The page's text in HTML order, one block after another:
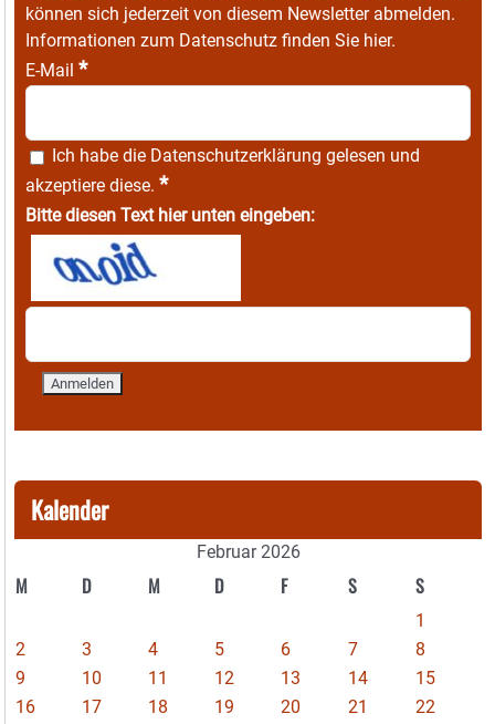
können sich jederzeit von diesem Newsletter abmelden.
Informationen zum Datenschutz finden Sie hier.
E-Mail *
Ich habe die Datenschutzerklärung gelesen und
akzeptiere diese. *
Bitte diesen Text hier unten eingeben:
Kalender
Februar 2026
M D M D F S S
1
2
3 4 5 6 7
8
9
10 11 12 13 14
15
16
17 18 19 20 21
22